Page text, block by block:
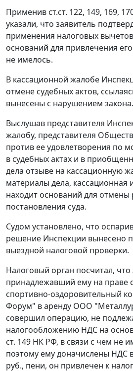
Применив ст.ст. 122, 149, 169,
указали, что заявитель
применения налоговых
оснований для привлечения
не имелось.
В кассационной жалобе
отмене судебных актов,
вынесены с нарушением закона.
Выслушав представителя
жалобу, представителя
против ее удовлетворения по
в судебных актах и в
дела отзыве на кассационную
материалы дела, кассационная
находит оснований для
постановления суда.
Судом установлено, что
решение Инспекции вынесено
выездной налоговой проверки.
Налоговый орган посчитал, что
принадлежавший ему на праве
спортивно-оздоровительный
Форум" в аренду ООО
совершил операцию, не
налогообложению НДС на
ст. 149 НК РФ, в связи с чем не
поэтому ему доначислены НДС
руб., пени, он привлечен к